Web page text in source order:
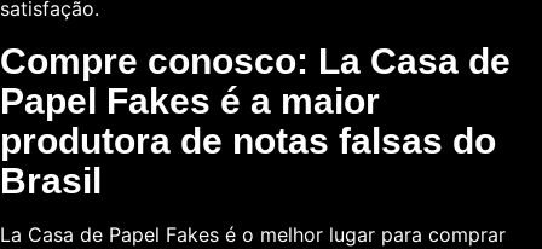
satisfação.
Compre conosco: La Casa de
Papel Fakes é a maior
produtora de notas falsas do
Brasil
La Casa de Papel Fakes é o melhor lugar para comprar